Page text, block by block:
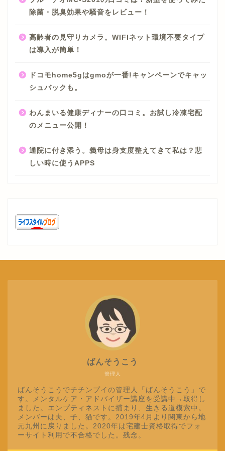
除菌・脱臭効果や騒音をレビュー！
高齢者の見守りカメラ。WIFIネット環境不要タイプ
は導入が簡単！
ドコモhome5gはgmoが一番!キャンペーンでキャッ
シュバックも。
わんまいる健康ディナーの口コミ。お試し冷凍宅配
のメニュー公開！
通院に付き添う。義母は身支度整えてきて私は？悲
しい時に使うAPPS
管理人
ばんそうこう
ばんそうこうでチチンプイの管理人「ばんそうこう」で
す。メンタルケア・アドバイザー講座を受講中→取得し
ました。エンプティネストに捕まり、生きる道模索中。
メンバーは夫、子、猫です。2019年4月より関東から地
元九州に戻りました。2020年は宅建士資格取得でフォ
ーサイト利用で不合格でした。残念。